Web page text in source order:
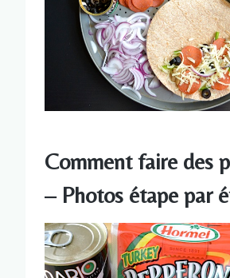
Comment faire des
– Photos étape par